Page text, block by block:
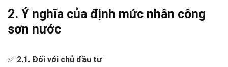
2. Ý nghĩa của định mức nhân công
sơn nước
✅ 2.1. Đối với chủ đầu tư